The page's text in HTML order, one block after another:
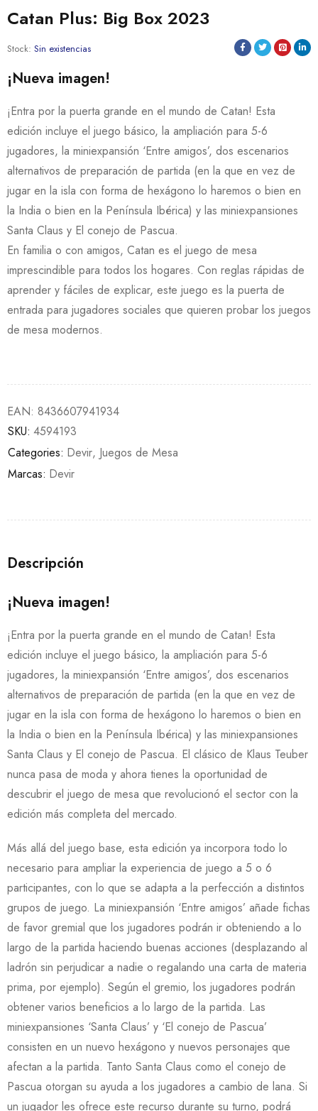
Catan Plus: Big Box 2023
Stock: Sin existencias
¡Nueva imagen!
¡Entra por la puerta grande en el mundo de Catan! Esta
edición incluye el juego básico, la ampliación para 5-6
jugadores, la miniexpansión ‘Entre amigos’, dos escenarios
alternativos de preparación de partida (en la que en vez de
jugar en la isla con forma de hexágono lo haremos o bien en
la India o bien en la Península Ibérica) y las miniexpansiones
Santa Claus y El conejo de Pascua.
En familia o con amigos, Catan es el juego de mesa
imprescindible para todos los hogares. Con reglas rápidas de
aprender y fáciles de explicar, este juego es la puerta de
entrada para jugadores sociales que quieren probar los juegos
de mesa modernos.
EAN: 8436607941934
SKU: 4594193
Categories: Devir, Juegos de Mesa
Marcas: Devir
Descripción
¡Nueva imagen!
¡Entra por la puerta grande en el mundo de Catan! Esta
edición incluye el juego básico, la ampliación para 5-6
jugadores, la miniexpansión ‘Entre amigos’, dos escenarios
alternativos de preparación de partida (en la que en vez de
jugar en la isla con forma de hexágono lo haremos o bien en
la India o bien en la Península Ibérica) y las miniexpansiones
Santa Claus y El conejo de Pascua. El clásico de Klaus Teuber
nunca pasa de moda y ahora tienes la oportunidad de
descubrir el juego de mesa que revolucionó el sector con la
edición más completa del mercado.
Más allá del juego base, esta edición ya incorpora todo lo
necesario para ampliar la experiencia de juego a 5 o 6
participantes, con lo que se adapta a la perfección a distintos
grupos de juego. La miniexpansión ‘Entre amigos’ añade fichas
de favor gremial que los jugadores podrán ir obteniendo a lo
largo de la partida haciendo buenas acciones (desplazando al
ladrón sin perjudicar a nadie o regalando una carta de materia
prima, por ejemplo). Según el gremio, los jugadores podrán
obtener varios beneficios a lo largo de la partida. Las
miniexpansiones ‘Santa Claus’ y ‘El conejo de Pascua’
consisten en un nuevo hexágono y nuevos personajes que
afectan a la partida. Tanto Santa Claus como el conejo de
Pascua otorgan su ayuda a los jugadores a cambio de lana. Si
un jugador les ofrece este recurso durante su turno, podrá